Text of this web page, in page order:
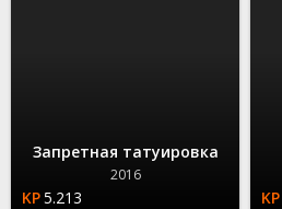
Запретная татуировка
2016
5.213